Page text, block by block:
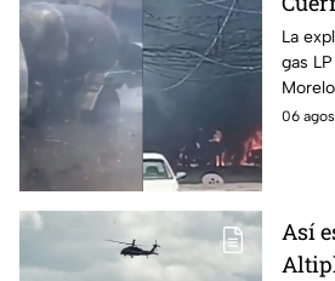
en
La
gas
06
Así